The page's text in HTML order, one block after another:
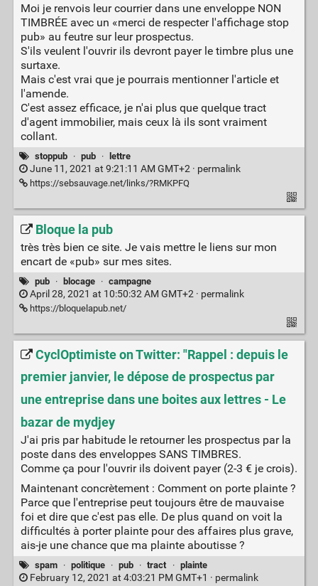
Moi je renvois leur courrier dans une enveloppe NON
TIMBRÉE avec un «merci de respecter l'affichage stop
pub» au feutre sur leur prospectus.
S'ils veulent l'ouvrir ils devront payer le timbre plus une
surtaxe.
Mais c'est vrai que je pourrais mentionner l'article et
l'amende.
C'est assez efficace, je n'ai plus que quelque tract
d'agent immobilier, mais ceux là ils sont vraiment
collant.
stoppub · pub · lettre
June 11, 2021 at 9:21:11 AM GMT+2 · permalink
https://sebsauvage.net/links/?RMKPFQ
Bloque la pub
très très bien ce site. Je vais mettre le liens sur mon
encart de «pub» sur mes sites.
pub · blocage · campagne
April 28, 2021 at 10:50:32 AM GMT+2 · permalink
https://bloquelapub.net/
CyclOptimiste on Twitter: "Rappel : depuis le
premier janvier, le dépose de prospectus par
une entreprise dans une boites aux lettres - Le
bazar de mydjey
J'ai pris par habitude le retourner les prospectus par la
poste dans des enveloppes SANS TIMBRES.
Comme ça pour l'ouvrir ils doivent payer (2-3 € je crois).
Maintenant concrètement : Comment on porte plainte ?
Parce que l'entreprise peut toujours être de mauvaise
foi et dire que c'est pas elle. De plus quand on voit la
difficultés à porter plainte pour des affaires plus grave,
ais-je une chance que ma plainte aboutisse ?
spam · politique · pub · tract · plainte
February 12, 2021 at 4:03:21 PM GMT+1 · permalink